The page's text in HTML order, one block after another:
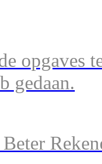
opgaves
gedaan.